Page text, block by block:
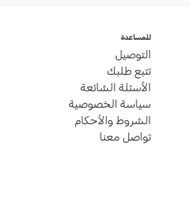
للمساعدة
التوصيل
تتبع طلبك
الأسئلة الشائعة
سياسة الخصوصية
الشروط والأحكام
تواصل معنا